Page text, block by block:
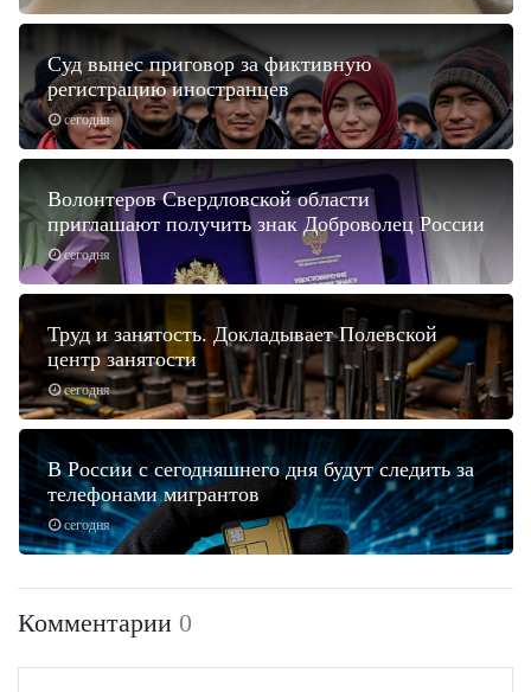
сегодня
Суд вынес приговор за фиктивную
регистрацию иностранцев
сегодня
Волонтеров Свердловской области
приглашают получить знак Доброволец России
сегодня
Труд и занятость. Докладывает Полевской
центр занятости
сегодня
В России с сегодняшнего дня будут следить за
телефонами мигрантов
Комментарии 0